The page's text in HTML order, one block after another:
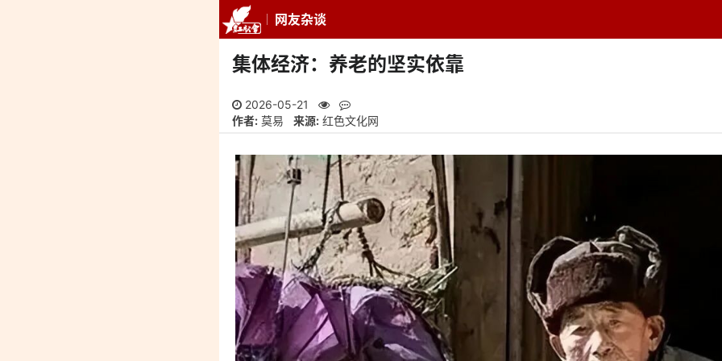
网友杂谈
推荐 最新 专题中心 学者专栏
集体经济：养老的坚实依靠
2026-05-21
作者: 莫易 来源: 红色文化网